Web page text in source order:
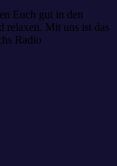
Euch gut in den
relaxen. Mit uns ist das
Radio